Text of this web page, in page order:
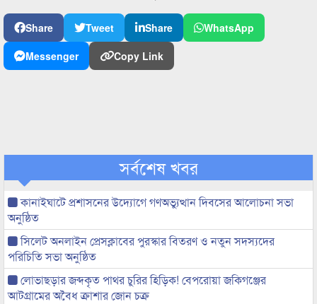
Share Tweet Share
WhatsApp
Messenger
Copy Link
সর্বশেষ খবর
কানাইঘাটে প্রশাসনের উদ্যোগে গণঅভ্যুত্থান দিবসের আলোচনা সভা
অনুষ্ঠিত
সিলেট অনলাইন প্রেসক্লাবের পুরস্কার বিতরণ ও নতুন সদস্যদের
পরিচিতি সভা অনুষ্ঠিত
লোভাছড়ার জব্দকৃত পাথর চুরির হিড়িক! বেপরোয়া জকিগঞ্জের
আটগ্রামের অবৈধ ক্রাশার জোন চক্র